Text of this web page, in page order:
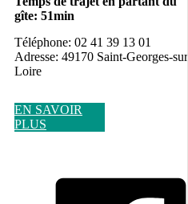
gîte: 51min
Téléphone: 02 41 39 13 01
Adresse: 49170 Saint-Georges-sur-
Loire
EN SAVOIR
PLUS